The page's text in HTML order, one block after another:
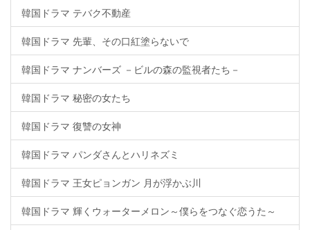
韓国ドラマ テバク不動産
韓国ドラマ 先輩、その口紅塗らないで
韓国ドラマ ナンバーズ －ビルの森の監視者たち－
韓国ドラマ 秘密の女たち
韓国ドラマ 復讐の女神
韓国ドラマ パンダさんとハリネズミ
韓国ドラマ 王女ピョンガン 月が浮かぶ川
韓国ドラマ 輝くウォーターメロン～僕らをつなぐ恋うた～